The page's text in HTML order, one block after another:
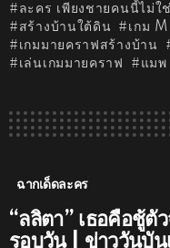
ละคร เพียงชายคนนี้ไม่ใ
สร้างบ้านใต้ดิน
เกม
เกมมายคราฟสร้างบ้าน
เล่นเกมมายคราฟ
แมพ
ฉากเด็ดละคร
“ลลิตา” เธอคือชู้ตั
รอบวัน | ข่าววันบัน